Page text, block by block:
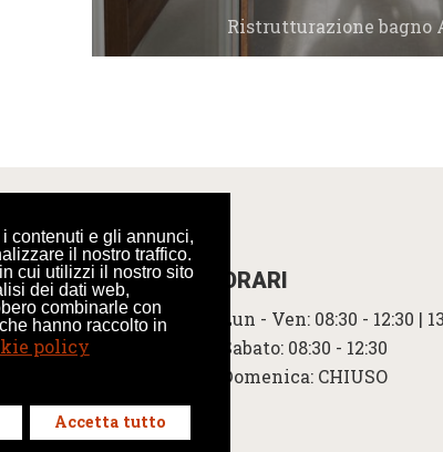
contenuti e gli annunci,
il nostro traffico.
cui utilizzi il nostro sito
dei dati web,
combinarle con
hanno raccolto in
policy
Accetta tutto
Ristrutturazione bagno
ORARI
Lun - Ven: 08:30 - 12:30 |
Sabato: 08:30 - 12:30
Domenica: CHIUSO